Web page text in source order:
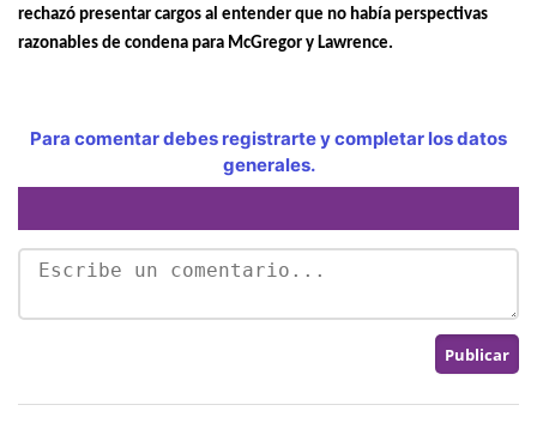
rechazó presentar cargos al entender que no había perspectivas
razonables de condena para McGregor y Lawrence.
Para comentar debes registrarte y completar los datos
generales.